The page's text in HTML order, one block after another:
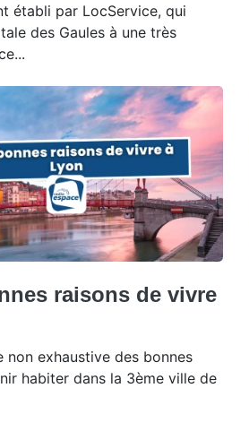
établi par LocService, qui
des Gaules à une très
raisons de vivre
non exhaustive des bonnes
habiter dans la 3ème ville de